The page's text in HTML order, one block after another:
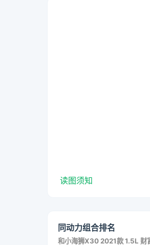
读图须知
同动力组合排名
和小海狮X30 2021款 1.5L 财